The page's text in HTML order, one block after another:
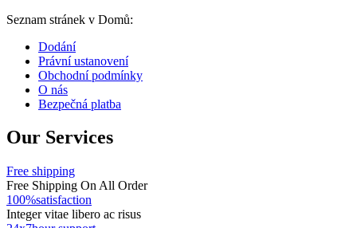
Seznam stránek v Domů:
Dodání
Právní ustanovení
Obchodní podmínky
O nás
Bezpečná platba
Our Services
Free shipping
Free Shipping On All Order
100%satisfaction
Integer vitae libero ac risus